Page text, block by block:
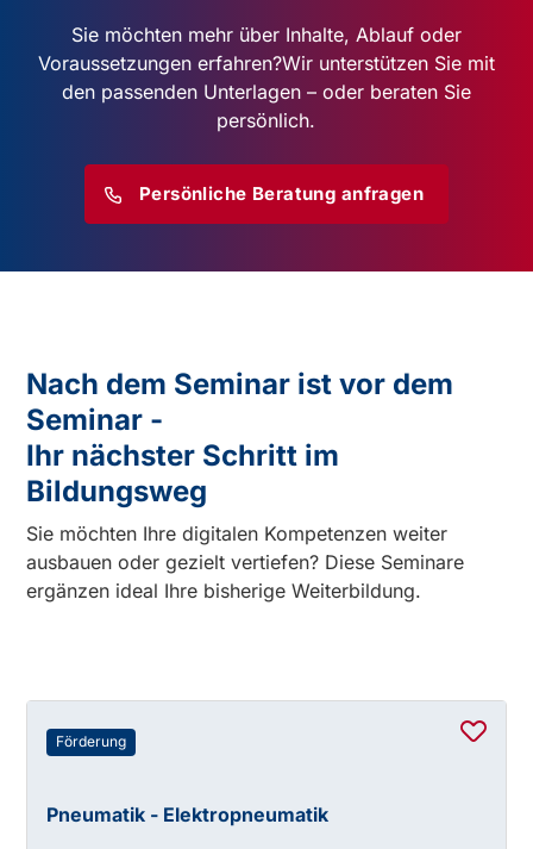
Sie möchten mehr über Inhalte, Ablauf oder
Voraussetzungen erfahren?Wir unterstützen Sie mit
den passenden Unterlagen – oder beraten Sie
persönlich.
Persönliche Beratung anfragen
Nach dem Seminar ist vor dem
Seminar -
Ihr nächster Schritt im
Bildungsweg
Sie möchten Ihre digitalen Kompetenzen weiter
ausbauen oder gezielt vertiefen? Diese Seminare
ergänzen ideal Ihre bisherige Weiterbildung.
Förderung
Pneumatik - Elektropneumatik